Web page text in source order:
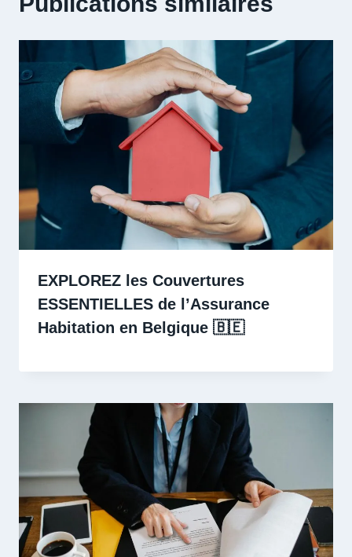
EXPLOREZ les Couvertures
ESSENTIELLES de l’Assurance
Habitation en Belgique 🇧🇪 ️